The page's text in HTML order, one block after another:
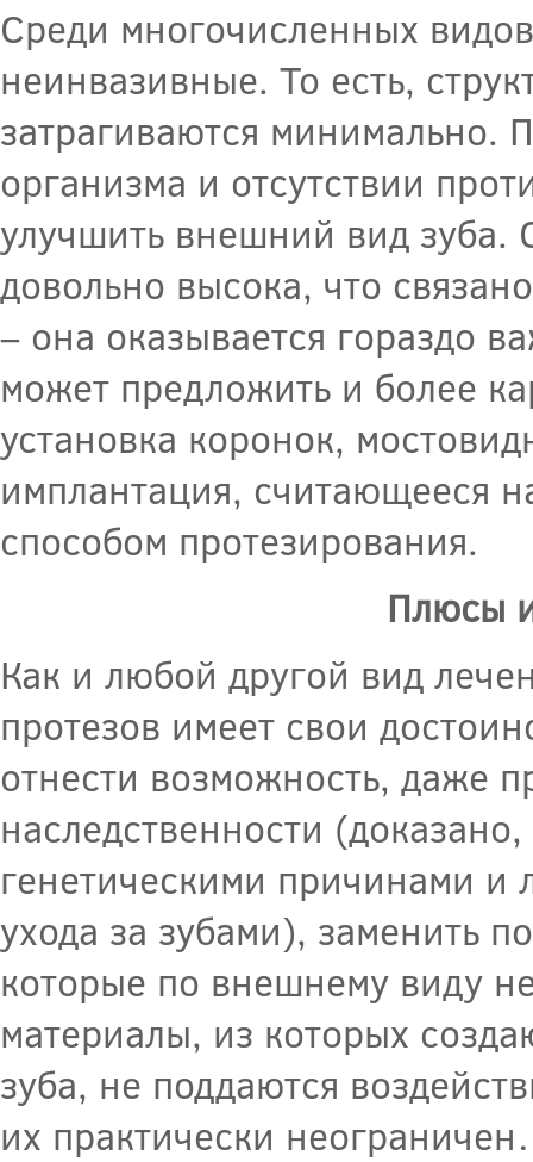
Среди многочисленных
неинвазивные. То есть,
затрагиваются минимально.
организма и отсутствии
улучшить внешний вид зуба.
довольно высока, что
– она оказывается гораздо
может предложить и более
установка коронок,
имплантация, считающееся
способом протезирования.
Плюсы
Как и любой другой вид
протезов имеет свои
отнести возможность, даже
наследственности
генетическими причинами
ухода за зубами), заменить
которые по внешнему виду
материалы, из которых
зуба, не поддаются
их практически